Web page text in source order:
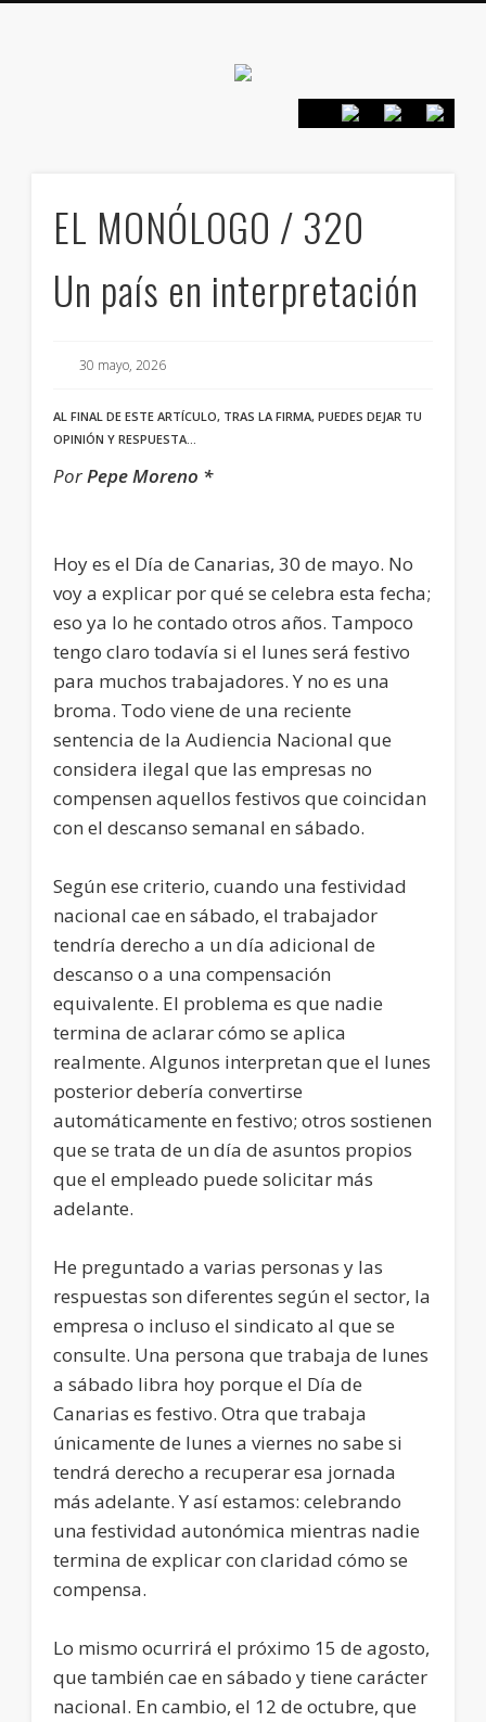
positivo
EL MONÓLOGO / 320
Un país en interpretación
30 mayo, 2026
AL FINAL DE ESTE ARTÍCULO, TRAS LA FIRMA, PUEDES DEJAR TU
OPINIÓN Y RESPUESTA…
PorPepe Moreno *
Hoy es el Día de Canarias, 30 de mayo. No
voy a explicar por qué se celebra esta fecha;
eso ya lo he contado otros años. Tampoco
tengo claro todavía si el lunes será festivo
para muchos trabajadores. Y no es una
broma. Todo viene de una reciente
sentencia de la Audiencia Nacional que
considera ilegal que las empresas no
compensen aquellos festivos que coincidan
con el descanso semanal en sábado.
Según ese criterio, cuando una festividad
nacional cae en sábado, el trabajador
tendría derecho a un día adicional de
descanso o a una compensación
equivalente. El problema es que nadie
termina de aclarar cómo se aplica
realmente. Algunos interpretan que el lunes
posterior debería convertirse
automáticamente en festivo; otros sostienen
que se trata de un día de asuntos propios
que el empleado puede solicitar más
adelante.
He preguntado a varias personas y las
respuestas son diferentes según el sector, la
empresa o incluso el sindicato al que se
consulte. Una persona que trabaja de lunes
a sábado libra hoy porque el Día de
Canarias es festivo. Otra que trabaja
únicamente de lunes a viernes no sabe si
tendrá derecho a recuperar esa jornada
más adelante. Y así estamos: celebrando
una festividad autonómica mientras nadie
termina de explicar con claridad cómo se
compensa.
Lo mismo ocurrirá el próximo 15 de agosto,
que también cae en sábado y tiene carácter
nacional. En cambio, el 12 de octubre, que